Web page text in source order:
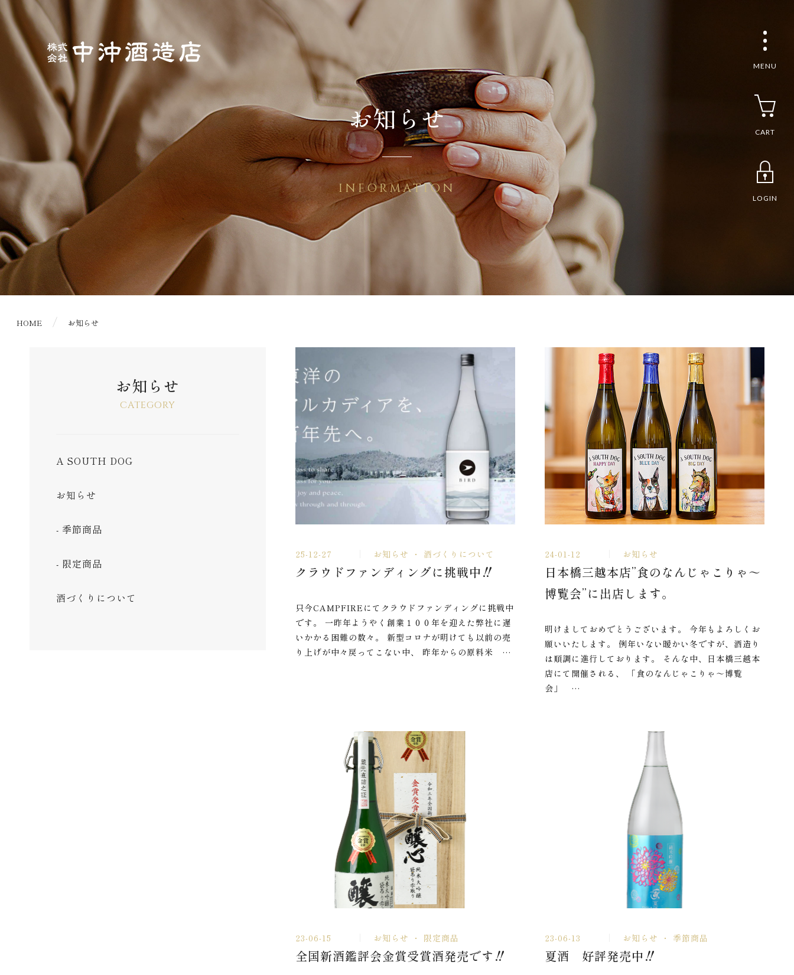
MENU
CART
LOGIN
サイトトップ 定番商品 Ａ ＳＨＯＵＴＨ ＤＯＧ ギフト オリジナル グッズ 会社概要 お知らせ 特定商取引について お問合せ プライバシーポリシー
お知らせ
INFORMATION
HOME お知らせ
25-12-27 お知らせ 酒づくりについて
クラウドファンディングに挑戦中‼
只今CAMPFIREにてクラウドファンディングに挑戦中
です。 一昨年ようやく創業１００年を迎えた弊社に遅
いかかる困難の数々。 新型コロナが明けても以前の売
り上げが中々戻ってこない中、 昨年からの原料米 …
24-01-12 お知らせ
日本橋三越本店”食のなんじゃこりゃ～
博覧会”に出店します。
明けましておめでとうございます。 今年もよろしくお
願いいたします。 例年いない暖かい冬ですが、酒造り
は順調に進行しております。 そんな中、日本橋三越本
店にて開催される、 「食のなんじゃこりゃ～博覧
会」 …
23-06-15 お知らせ 限定商品
全国新酒鑑評会金賞受賞酒発売です‼
23-06-13 お知らせ 季節商品
夏酒 好評発売中‼
お知らせ
CATEGORY
A SOUTH DOG
お知らせ
季節商品
限定商品
酒づくりについて